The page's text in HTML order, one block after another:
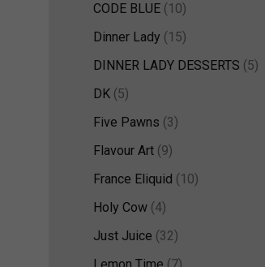
CODE BLUE (10)
Dinner Lady (15)
DINNER LADY DESSERTS (5)
DK (5)
Five Pawns (3)
Flavour Art (9)
France Eliquid (10)
Holy Cow (4)
Just Juice (32)